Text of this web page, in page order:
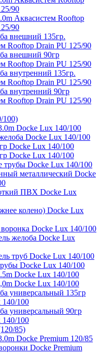
90
Аквасистем Rooftop
90
внешний 135гр.
Rooftop Drain PU 125/90
внешний 90гр
Rooftop Drain PU 125/90
внутренний 135гр.
Rooftop Drain PU 125/90
внутренний 90гр
Rooftop Drain PU 125/90
100)
Docke Lux 140/100
Docke Lux 140/100
Docke Lux 140/100
Docke Lux 140/100
трубы Docke Lux 140/100
металлический Docke
ПВХ Docke Lux
колено) Docke Lux
Docke Lux 140/100
желоба Docke Lux
труб Docke Lux 140/100
Docke Lux 140/100
Docke Lux 140/100
Docke Lux 140/100
универсальный 135гр
100
универсальный 90гр
100
85)
Docke Premium 120/85
Docke Premium